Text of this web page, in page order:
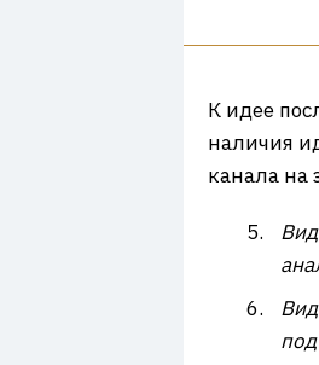
К идее
наличия
канала на